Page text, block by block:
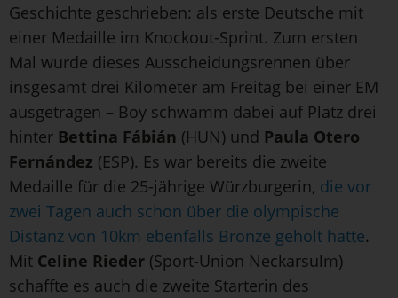
Geschichte geschrieben: als erste Deutsche mit
einer Medaille im Knockout-Sprint. Zum ersten
Mal wurde dieses Ausscheidungsrennen über
insgesamt drei Kilometer am Freitag bei einer EM
ausgetragen – Boy schwamm dabei auf Platz drei
hinter Bettina Fábián (HUN) und Paula Otero
Fernández (ESP). Es war bereits die zweite
Medaille für die 25-jährige Würzburgerin, die vor
zwei Tagen auch schon über die olympische
Distanz von 10km ebenfalls Bronze geholt hatte.
Mit Celine Rieder (Sport-Union Neckarsulm)
schaffte es auch die zweite Starterin des